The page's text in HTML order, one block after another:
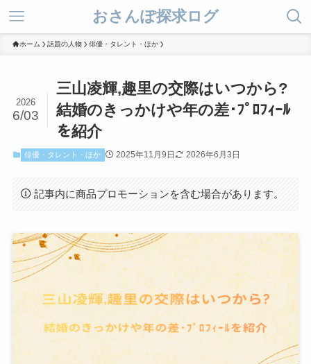
おさんぽ探求ログ
ホーム 話題の人物 俳優・タレント・ほか
三山凌輝,趣里の交際はいつから?
結婚のきっかけや年の差･ﾌﾟﾛﾌｨｰﾙ
を紹介
2026
6/03
俳優・タレント・ほか 2025年11月9日 2026年6月3日
記事内に商品プロモーションを含む場合があります。